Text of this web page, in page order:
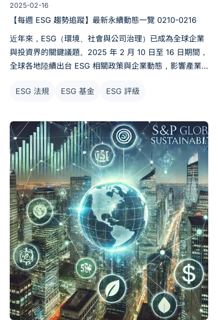
2025-02-16
【每週 ESG 趨勢追蹤】最新永續動態一覽 0210-0216
近年來，ESG（環境、社會與公司治理）已成為全球企業
與投資界的關鍵議題。2025 年 2 月 10 日至 16 日期間，
全球各地陸續出台 ESG 相關政策與企業動態，影響產業
分析，以助企業掌握趨勢，應對變化。
ESG 法規 ESG 基金 ESG 評級